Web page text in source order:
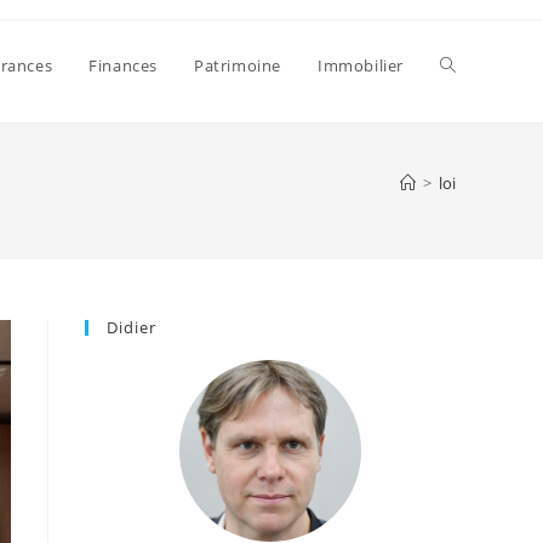
Finances Patrimoine Immobilier Toggle
> loi
Didier